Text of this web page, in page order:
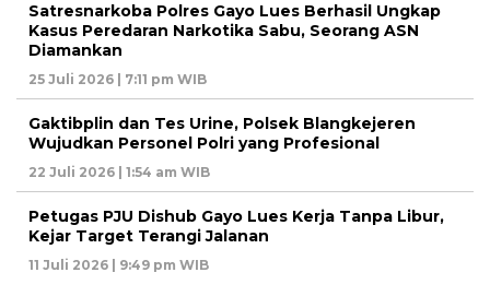
Satresnarkoba Polres Gayo Lues Berhasil Ungkap
Kasus Peredaran Narkotika Sabu, Seorang ASN
Diamankan
25 Juli 2026 | 7:11 pm WIB
Gaktibplin dan Tes Urine, Polsek Blangkejeren
Wujudkan Personel Polri yang Profesional
22 Juli 2026 | 1:54 am WIB
Petugas PJU Dishub Gayo Lues Kerja Tanpa Libur,
Kejar Target Terangi Jalanan
11 Juli 2026 | 9:49 pm WIB